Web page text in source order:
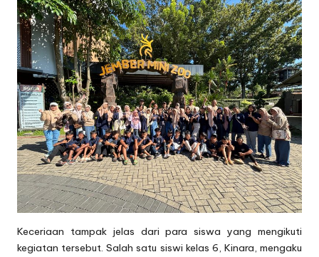
Keceriaan tampak jelas dari para siswa yang mengikuti
kegiatan tersebut. Salah satu siswi kelas 6, Kinara, mengaku